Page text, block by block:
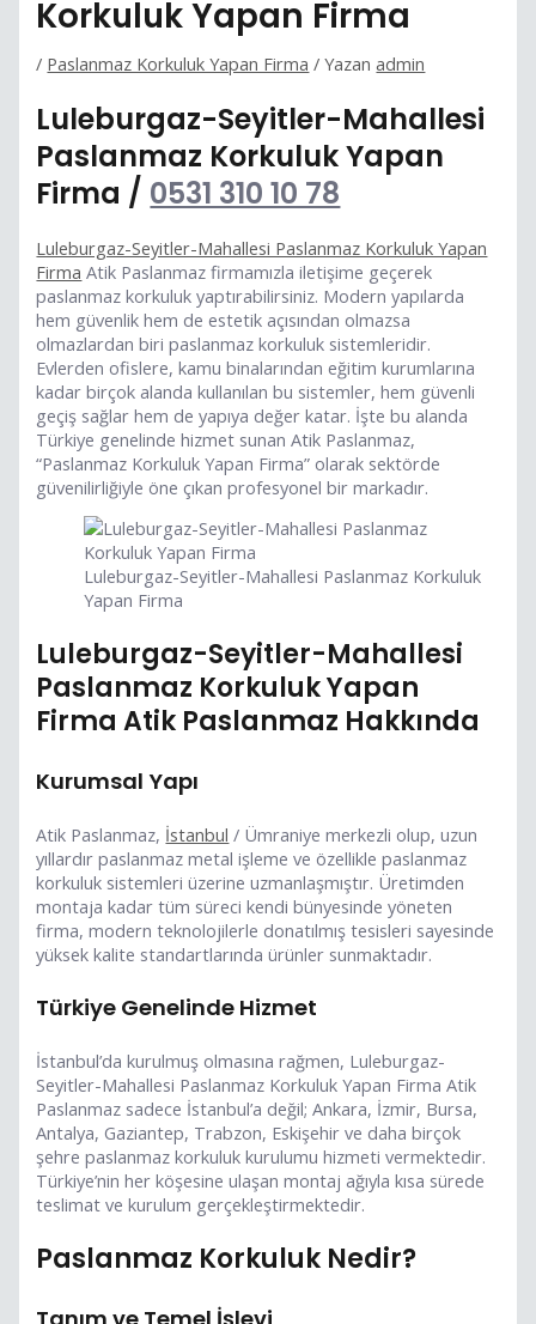
Korkuluk Yapan Firma
/ Paslanmaz Korkuluk Yapan Firma / Yazan admin
Luleburgaz-Seyitler-Mahallesi
Paslanmaz Korkuluk Yapan
Firma / 0531 310 10 78
Luleburgaz-Seyitler-Mahallesi Paslanmaz Korkuluk Yapan
Firma Atik Paslanmaz firmamızla iletişime geçerek
paslanmaz korkuluk yaptırabilirsiniz. Modern yapılarda
hem güvenlik hem de estetik açısından olmazsa
olmazlardan biri paslanmaz korkuluk sistemleridir.
Evlerden ofislere, kamu binalarından eğitim kurumlarına
kadar birçok alanda kullanılan bu sistemler, hem güvenli
geçiş sağlar hem de yapıya değer katar. İşte bu alanda
Türkiye genelinde hizmet sunan Atik Paslanmaz,
“Paslanmaz Korkuluk Yapan Firma” olarak sektörde
güvenilirliğiyle öne çıkan profesyonel bir markadır.
Luleburgaz-Seyitler-Mahallesi Paslanmaz Korkuluk
Yapan Firma
Luleburgaz-Seyitler-Mahallesi
Paslanmaz Korkuluk Yapan
Firma Atik Paslanmaz Hakkında
Kurumsal Yapı
Atik Paslanmaz, İstanbul / Ümraniye merkezli olup, uzun
yıllardır paslanmaz metal işleme ve özellikle paslanmaz
korkuluk sistemleri üzerine uzmanlaşmıştır. Üretimden
montaja kadar tüm süreci kendi bünyesinde yöneten
firma, modern teknolojilerle donatılmış tesisleri sayesinde
yüksek kalite standartlarında ürünler sunmaktadır.
Türkiye Genelinde Hizmet
İstanbul’da kurulmuş olmasına rağmen, Luleburgaz-
Seyitler-Mahallesi Paslanmaz Korkuluk Yapan Firma Atik
Paslanmaz sadece İstanbul’a değil; Ankara, İzmir, Bursa,
Antalya, Gaziantep, Trabzon, Eskişehir ve daha birçok
şehre paslanmaz korkuluk kurulumu hizmeti vermektedir.
Türkiye’nin her köşesine ulaşan montaj ağıyla kısa sürede
teslimat ve kurulum gerçekleştirmektedir.
Paslanmaz Korkuluk Nedir?